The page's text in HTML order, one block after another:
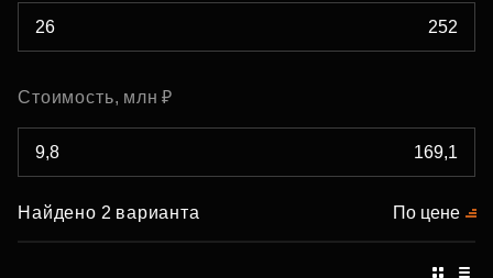
Стоимость, млн ₽
Найдено 2 варианта По цене